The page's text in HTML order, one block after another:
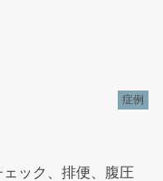
症例
ック、排便、腹圧